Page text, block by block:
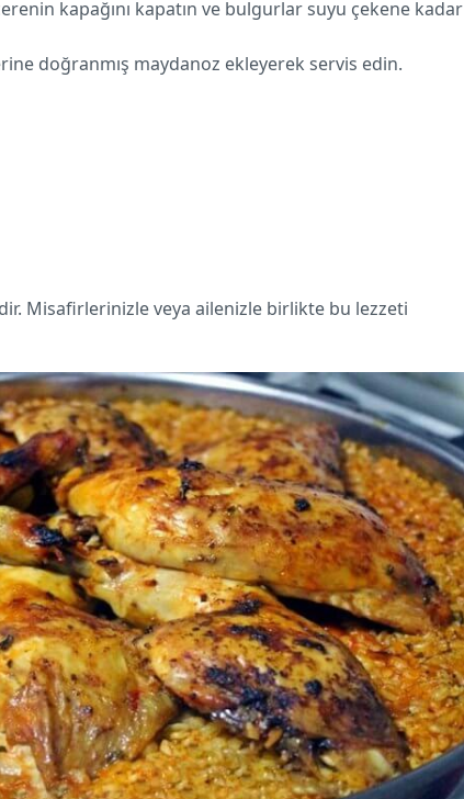
kapağını kapatın ve bulgurlar suyu çekene kadar
doğranmış maydanoz ekleyerek servis edin.
Misafirlerinizle veya ailenizle birlikte bu lezzeti